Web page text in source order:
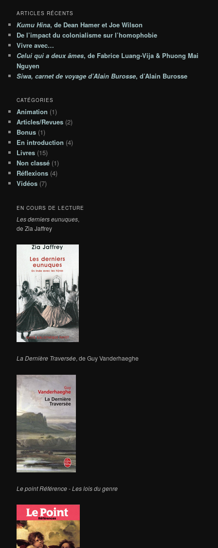
h
i
v
e
s
ARTICLES RÉCENTS
Kumu Hina, de Dean Hamer et Joe Wilson
De l’impact du colonialisme sur l’homophobie
Vivre avec…
Celui qui a deux âmes, de Fabrice Luang-Vija & Phuong Mai
Nguyen
Siwa, carnet de voyage d’Alain Burosse, d’Alain Burosse
CATÉGORIES
Animation (1)
Articles/Revues (2)
Bonus (1)
En introduction (4)
Livres (15)
Non classé (1)
Réflexions (4)
Vidéos (7)
EN COURS DE LECTURE
Les derniers eunuques,
de Zia Jaffrey
La Dernière Traversée, de Guy Vanderhaeghe
Le point Référence - Les lois du genre